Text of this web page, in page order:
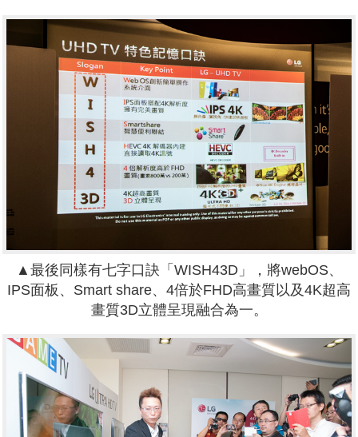
▲最後同樣有七字口訣「WISH43D」，將webOS、
IPS面板、Smart share、4倍於FHD高畫質以及4K超高
畫質3D立體呈現融合為一。